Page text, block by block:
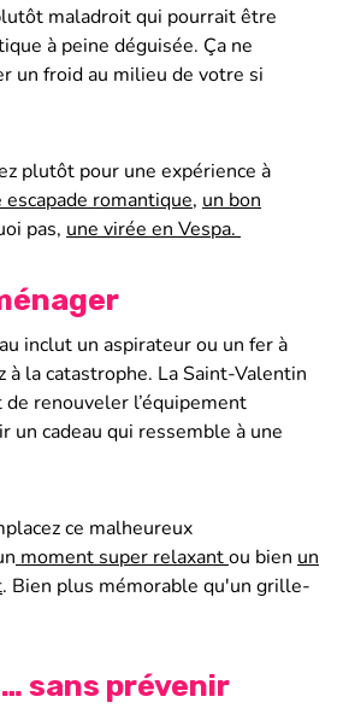
maladroit qui pourrait être
à peine déguisée. Ça ne
un froid au milieu de votre si
plutôt pour une expérience à
escapade romantique, un bon
pas, une virée en Vespa.
inclut un aspirateur ou un fer à
à la catastrophe. La Saint-Valentin
de renouveler l’équipement
un cadeau qui ressemble à une
ce malheureux
moment super relaxantou bien un
. Bien plus mémorable qu'un grille-
sans prévenir